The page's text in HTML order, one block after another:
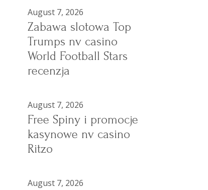
August 7, 2026
Zabawa slotowa Top
Trumps nv casino
World Football Stars
recenzja
August 7, 2026
Free Spiny i promocje
kasynowe nv casino
Ritzo
August 7, 2026